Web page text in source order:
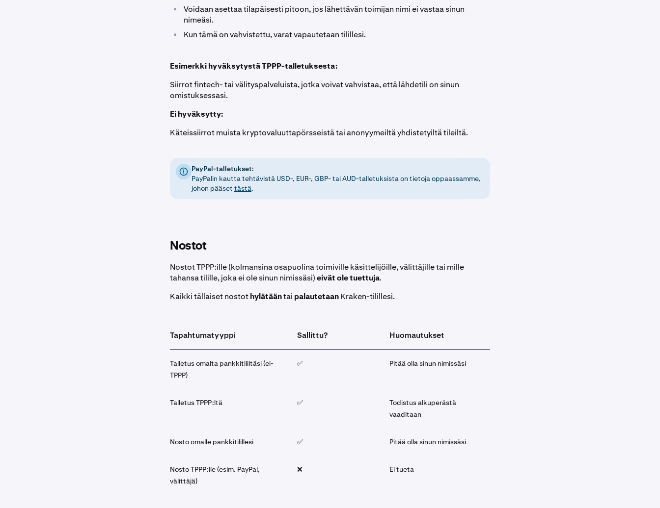
•
Voidaan asettaa tilapäisesti pitoon, jos lähettävän toimijan nimi ei vastaa sinun
nimeäsi.
• Kun tämä on vahvistettu, varat vapautetaan tilillesi.
Esimerkki hyväksytystä TPPP-talletuksesta:
Siirrot fintech- tai välityspalveluista, jotka voivat vahvistaa, että lähdetili on sinun
omistuksessasi.
Ei hyväksytty:
Käteissiirrot muista kryptovaluuttapörsseistä tai anonyymeiltä yhdistetyiltä tileiltä.
PayPal-talletukset:
PayPalin kautta tehtävistä USD-, EUR-, GBP- tai AUD-talletuksista on tietoja oppaassamme,
johon pääset tästä.
Nostot
Nostot TPPP:ille (kolmansina osapuolina toimiville käsittelijöille, välittäjille tai mille
tahansa tilille, joka ei ole sinun nimissäsi)eivät ole tuettuja.
Kaikki tällaiset nostothylätääntai palautetaanKraken-tilillesi.
Tapahtumatyyppi Sallittu? Huomautukset
Talletus omalta pankkitililtäsi (ei-
TPPP)
✅ Pitää olla sinun nimissäsi
Talletus TPPP:ltä ✅
Todistus alkuperästä
vaaditaan
Nosto omalle pankkitilillesi ✅ Pitää olla sinun nimissäsi
Nosto TPPP:lle (esim. PayPal,
välittäjä)
❌ Ei tueta